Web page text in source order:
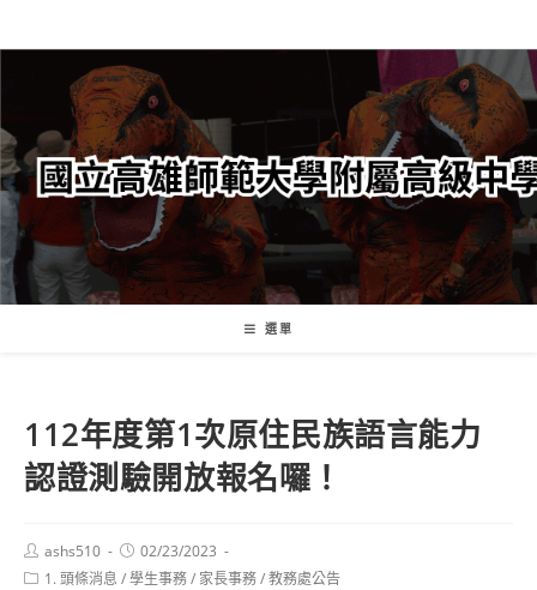
轉
要
內
容
選單
112年度第1次原住民族語言能力
認證測驗開放報名囉！
Post
author:
ashs510
Post
published:
02/23/2023
Post1. 頭條消息 /學生事務/ 家長事務/教務處公告